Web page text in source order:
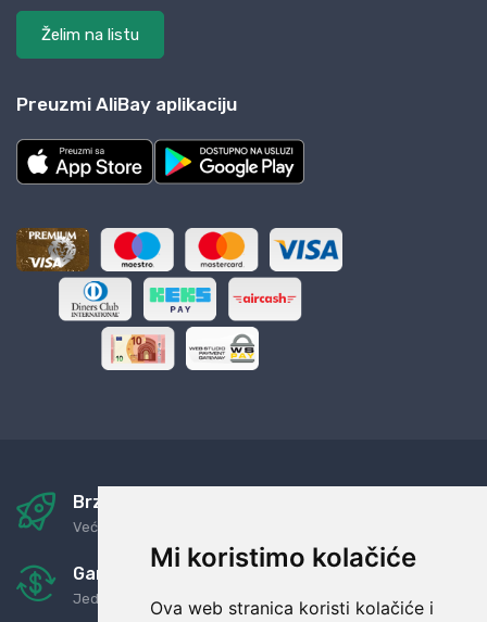
Mi koristimo kolačiće
Ova web stranica koristi kolačiće i
Želim na listu
Preuzmi AliBay aplikaciju
Brza i sigurna dostava
Već za nekoliko dana kod vas
Garancija u povrat novaca
Jednostavno pravilo: Roba za novac